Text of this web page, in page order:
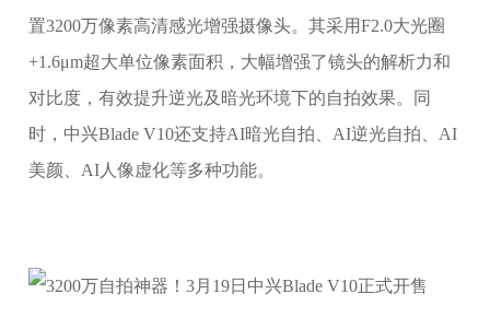
置3200万像素高清感光增强摄像头。其采用F2.0大光圈
+1.6μm超大单位像素面积，大幅增强了镜头的解析力和
对比度，有效提升逆光及暗光环境下的自拍效果。同
时，中兴Blade V10还支持AI暗光自拍、AI逆光自拍、AI
美颜、AI人像虚化等多种功能。